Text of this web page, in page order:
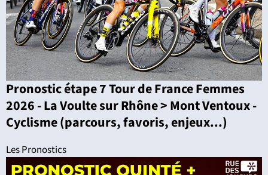
Pronostic étape 7 Tour de France Femmes
2026 - La Voulte sur Rhône > Mont Ventoux -
Cyclisme (parcours, favoris, enjeux...)
Les Pronostics